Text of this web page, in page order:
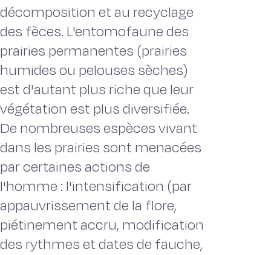
décomposition et au recyclage
des fèces. L'entomofaune des
prairies permanentes (prairies
humides ou pelouses sèches)
est d'autant plus riche que leur
végétation est plus diversifiée.
De nombreuses espèces vivant
dans les prairies sont menacées
par certaines actions de
l'homme : l'intensification (par
appauvrissement de la flore,
piétinement accru, modification
des rythmes et dates de fauche,